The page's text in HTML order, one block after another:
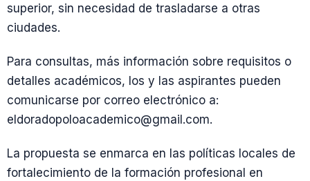
superior, sin necesidad de trasladarse a otras
ciudades.
Para consultas, más información sobre requisitos o
detalles académicos, los y las aspirantes pueden
comunicarse por correo electrónico a:
eldoradopoloacademico@gmail.com.
La propuesta se enmarca en las políticas locales de
fortalecimiento de la formación profesional en